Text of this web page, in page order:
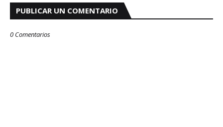
PUBLICAR UN COMENTARIO
0 Comentarios